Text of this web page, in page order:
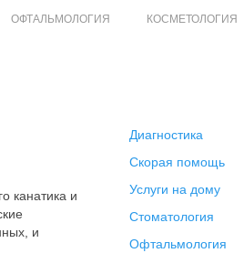
ОФТАЛЬМОЛОГИЯ КОСМЕТОЛОГИЯ
канатика и
и
Диагностика
Скорая помощь
Услуги на дому
Стоматология
Офтальмология